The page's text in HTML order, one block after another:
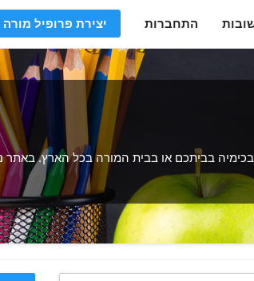
התחברות יצירת פרופיל
בביתכם או בבית המורה בכל הארץ. באתר